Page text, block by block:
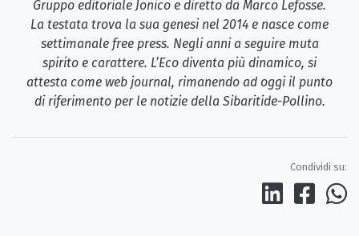
Gruppo editoriale Jonico e diretto da Marco Lefosse.
La testata trova la sua genesi nel 2014 e nasce come
settimanale free press. Negli anni a seguire muta
spirito e carattere. L’Eco diventa più dinamico, si
attesta come web journal, rimanendo ad oggi il punto
di riferimento per le notizie della Sibaritide-Pollino.
Condividi su: